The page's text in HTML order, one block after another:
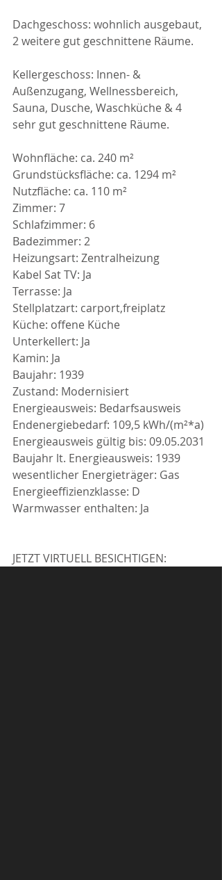
Dachgeschoss: wohnlich ausgebaut,
2 weitere gut geschnittene Räume.
Kellergeschoss: Innen- &
Außenzugang, Wellnessbereich,
Sauna, Dusche, Waschküche & 4
sehr gut geschnittene Räume.
Wohnfläche: ca. 240 m²
Grundstücksfläche: ca. 1294 m²
Nutzfläche: ca. 110 m²
Zimmer: 7
Schlafzimmer: 6
Badezimmer: 2
Heizungsart: Zentralheizung
Kabel Sat TV: Ja
Terrasse: Ja
Stellplatzart: carport,freiplatz
Küche: offene Küche
Unterkellert: Ja
Kamin: Ja
Baujahr: 1939
Zustand: Modernisiert
Energieausweis: Bedarfsausweis
Endenergiebedarf: 109,5 kWh/(m²*a)
Energieausweis gültig bis: 09.05.2031
Baujahr lt. Energieausweis: 1939
wesentlicher Energieträger: Gas
Energieeffizienzklasse: D
Warmwasser enthalten: Ja
JETZT VIRTUELL BESICHTIGEN: